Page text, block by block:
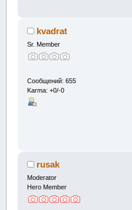
kvadrat
Sr. Member
Сообщений: 655
Karma: +0/-0
rusak
Moderator
Hero Member